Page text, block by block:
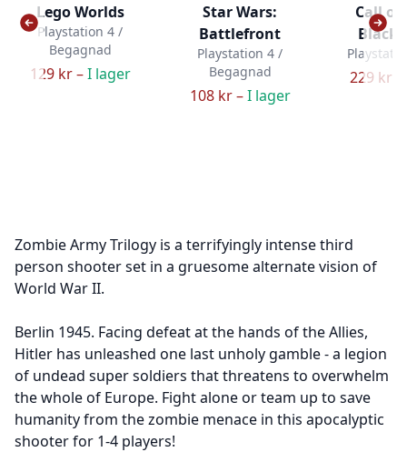
Lego Worlds
Playstation 4 /
Begagnad
129 kr –I lager
Star Wars:
Battlefront
Playstation 4 /
Begagnad
108 kr –I lager
Call of
Black
229 kr –
Zombie Army Trilogy is a terrifyingly intense third
person shooter set in a gruesome alternate vision of
World War II.
Berlin 1945. Facing defeat at the hands of the Allies,
Hitler has unleashed one last unholy gamble - a legion
of undead super soldiers that threatens to overwhelm
the whole of Europe. Fight alone or team up to save
humanity from the zombie menace in this apocalyptic
shooter for 1-4 players!